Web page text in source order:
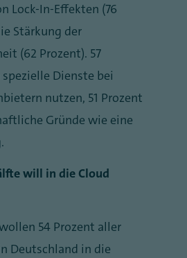
Lock-In-Effekten (76
Stärkung der
(62 Prozent). 57
Dienste bei
nutzen, 51 Prozent
Gründe wie eine
will in die Cloud
54 Prozent aller
Deutschland in die